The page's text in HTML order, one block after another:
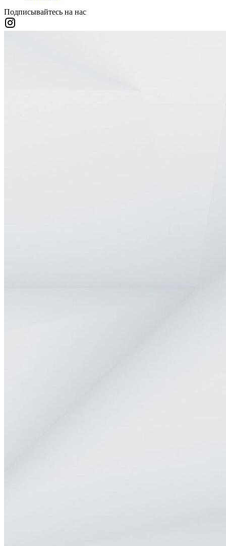
Подписывайтесь на нас